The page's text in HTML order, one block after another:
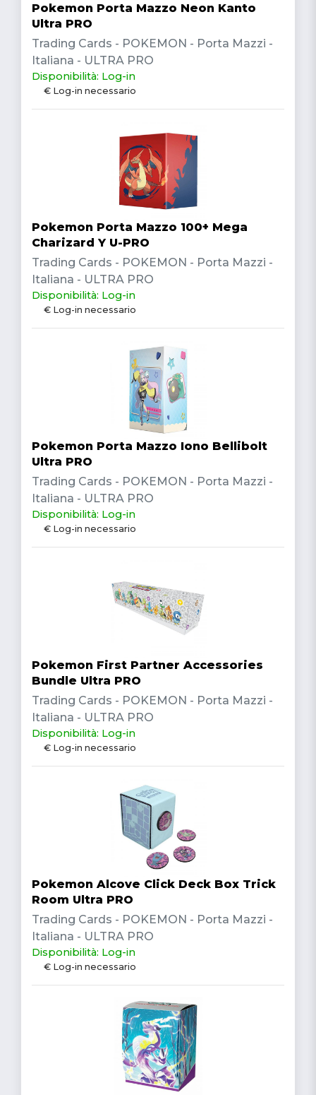
Pokemon Porta Mazzo Neon Kanto
Ultra PRO
Trading Cards - POKEMON - Porta Mazzi -
Italiana - ULTRA PRO
Disponibilità: Log-in
€ Log-in necessario
Pokemon Porta Mazzo 100+ Mega
Charizard Y U-PRO
Trading Cards - POKEMON - Porta Mazzi -
Italiana - ULTRA PRO
Disponibilità: Log-in
€ Log-in necessario
Pokemon Porta Mazzo Iono Bellibolt
Ultra PRO
Trading Cards - POKEMON - Porta Mazzi -
Italiana - ULTRA PRO
Disponibilità: Log-in
€ Log-in necessario
Pokemon First Partner Accessories
Bundle Ultra PRO
Trading Cards - POKEMON - Porta Mazzi -
Italiana - ULTRA PRO
Disponibilità: Log-in
€ Log-in necessario
Pokemon Alcove Click Deck Box Trick
Room Ultra PRO
Trading Cards - POKEMON - Porta Mazzi -
Italiana - ULTRA PRO
Disponibilità: Log-in
€ Log-in necessario